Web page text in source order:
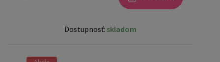
Dostupnosť: skladom